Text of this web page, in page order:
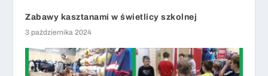
Zabawy kasztanami w świetlicy szkolnej
3 października 2024